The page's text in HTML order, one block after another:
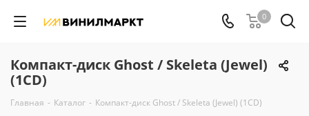
0
Компакт-диск Ghost / Skeleta (Jewel)
(1CD)
Главная - Каталог - Компакт-диск Ghost / Skeleta (Jewel) (1CD)